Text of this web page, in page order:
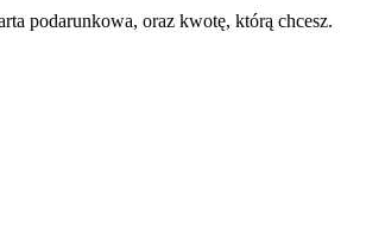
podarunkowa, oraz kwotę, którą chcesz.